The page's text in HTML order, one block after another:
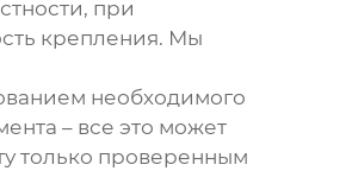
при
крепления. Мы
необходимого
– все это может
только проверенным